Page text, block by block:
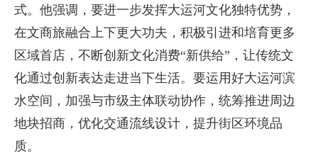
式。他强调，要进一步发挥大运河文化独特优势，
在文商旅融合上下更大功夫，积极引进和培育更多
区域首店，不断创新文化消费“新供给”，让传统文
化通过创新表达走进当下生活。要运用好大运河滨
水空间，加强与市级主体联动协作，统筹推进周边
地块招商，优化交通流线设计，提升街区环境品
质。